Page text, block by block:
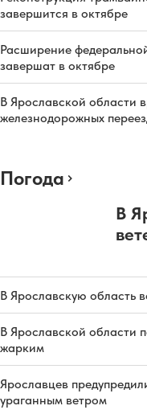
завершится в октябре
Расширение
завершат в октябре
В Ярославской области
железнодорожных
Погода
В
В Ярославскую область
В Ярославской области
жарким
Ярославцев
ураганным ветром